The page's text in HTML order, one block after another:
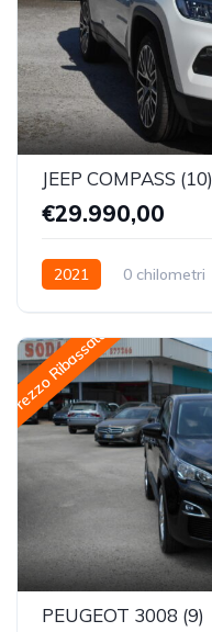
JEEP COMPASS (10)
€29.990,00
2021 0 chilometri
Prezzo Ribassato
PEUGEOT 3008 (9)